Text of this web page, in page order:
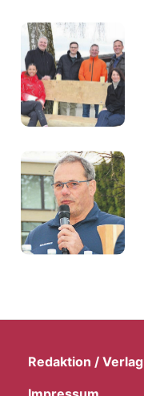
Redaktion / Verlag